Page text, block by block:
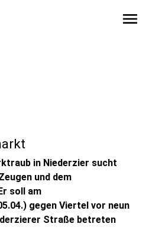
menu
in Niederzier sucht
und dem
soll am
gegen Viertel vor neun
Straße betreten